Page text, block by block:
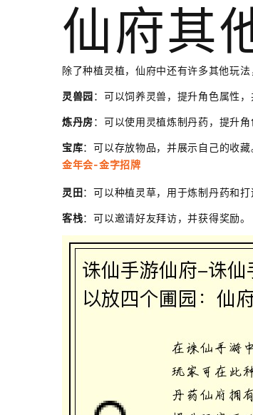
仙府其
除了种植灵植，仙府中还有许多其他玩法
灵兽园 ：可以饲养灵兽，提升角色属性，
炼丹房：可以使用灵植炼制丹药，提升角
宝库：可以存放物品，并展示自己的收藏
金年会-金字招牌
灵田 ：可以种植灵草，用于炼制丹药和打
客栈：可以邀请好友拜访，并获得奖励。